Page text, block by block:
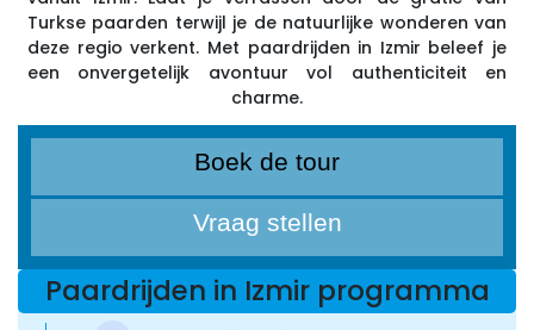
Turkse paarden terwijl je de natuurlijke wonderen van
deze regio verkent. Met paardrijden in Izmir beleef je
een onvergetelijk avontuur vol authenticiteit en
charme.
Boek de tour
Vraag stellen
Paardrijden in Izmir programma